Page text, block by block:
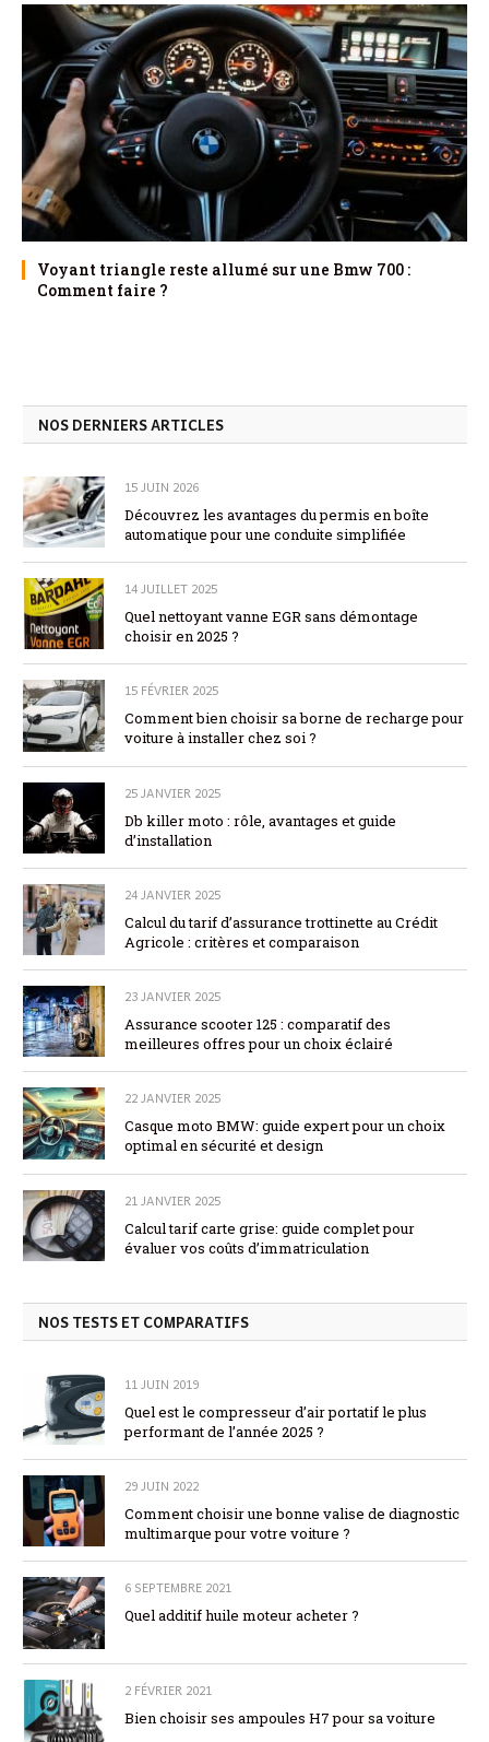
Voyant triangle reste allumé sur une Bmw 700 :
Comment faire ?
NOS DERNIERS ARTICLES
15 JUIN 2026
Découvrez les avantages du permis en boîte
automatique pour une conduite simplifiée
14 JUILLET 2025
Quel nettoyant vanne EGR sans démontage
choisir en 2025 ?
15 FÉVRIER 2025
Comment bien choisir sa borne de recharge pour
voiture à installer chez soi ?
25 JANVIER 2025
Db killer moto : rôle, avantages et guide
d’installation
24 JANVIER 2025
Calcul du tarif d’assurance trottinette au Crédit
Agricole : critères et comparaison
23 JANVIER 2025
Assurance scooter 125 : comparatif des
meilleures offres pour un choix éclairé
22 JANVIER 2025
Casque moto BMW: guide expert pour un choix
optimal en sécurité et design
21 JANVIER 2025
Calcul tarif carte grise: guide complet pour
évaluer vos coûts d’immatriculation
NOS TESTS ET COMPARATIFS
11 JUIN 2019
Quel est le compresseur d’air portatif le plus
performant de l’année 2025 ?
29 JUIN 2022
Comment choisir une bonne valise de diagnostic
multimarque pour votre voiture ?
6 SEPTEMBRE 2021
Quel additif huile moteur acheter ?
2 FÉVRIER 2021
Bien choisir ses ampoules H7 pour sa voiture